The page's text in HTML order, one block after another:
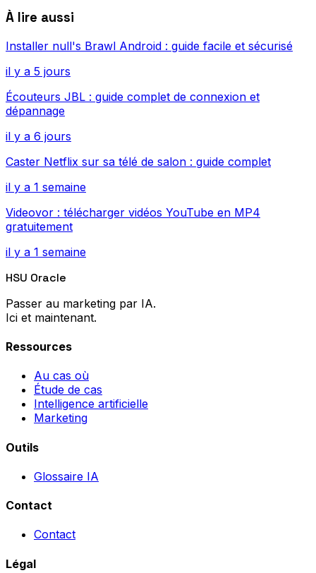
À lire aussi
Installer null's Brawl Android : guide facile et sécurisé
il y a 5 jours
Écouteurs JBL : guide complet de connexion et
dépannage
il y a 6 jours
Caster Netflix sur sa télé de salon : guide complet
il y a 1 semaine
Videovor : télécharger vidéos YouTube en MP4
gratuitement
il y a 1 semaine
HSU Oracle
Passer au marketing par IA.
Ici et maintenant.
Ressources
Au cas où
Étude de cas
Intelligence artificielle
Marketing
Outils
Glossaire IA
Contact
Contact
Légal